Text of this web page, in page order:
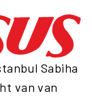
Sabiha
van van